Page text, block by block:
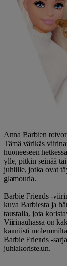
Anna Barbien
Tämä värikäs
huoneeseen
ylle, pitkin seinää
juhlille, jotka ovat
glamouria.
Barbie Friends -
kuva Barbiesta ja
taustalla, jota
Viirinauhassa on
kauniisti
Barbie Friends -
juhlakoristelun.